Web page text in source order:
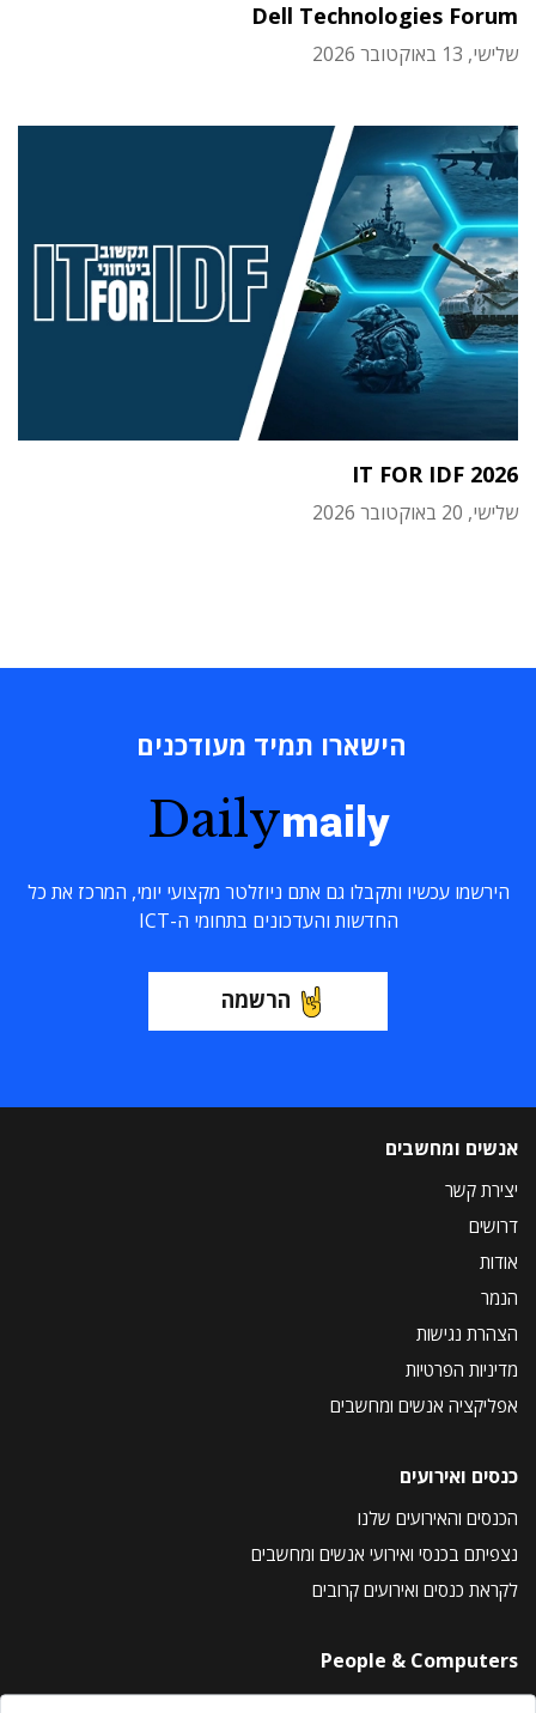
Dell Technologies Forum
שלישי, 13 באוקטובר 2026
IT FOR IDF 2026
שלישי, 20 באוקטובר 2026
הישארו תמיד מעודכנים
Dailymaily
הירשמו עכשיו ותקבלו גם אתם ניוזלטר מקצועי יומי, המרכז את כל
החדשות והעדכונים בתחומי ה-ICT
הרשמה
אנשים ומחשבים
יצירת קשר
דרושים
אודות
הנמר
הצהרת נגישות
מדיניות הפרטיות
אפליקציה אנשים ומחשבים
כנסים ואירועים
הכנסים והאירועים שלנו
נצפיתם בכנסי ואירועי אנשים ומחשבים
לקראת כנסים ואירועים קרובים
People & Computers
About Us